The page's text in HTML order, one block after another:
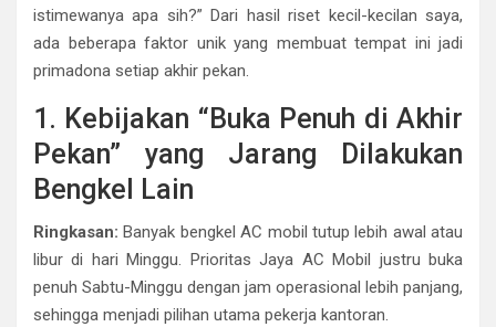
istimewanya apa sih?” Dari hasil riset kecil-kecilan saya,
ada beberapa faktor unik yang membuat tempat ini jadi
primadona setiap akhir pekan.
1. Kebijakan “Buka Penuh di Akhir
Pekan” yang Jarang Dilakukan
Bengkel Lain
Ringkasan: Banyak bengkel AC mobil tutup lebih awal atau
libur di hari Minggu. Prioritas Jaya AC Mobil justru buka
penuh Sabtu-Minggu dengan jam operasional lebih panjang,
sehingga menjadi pilihan utama pekerja kantoran.